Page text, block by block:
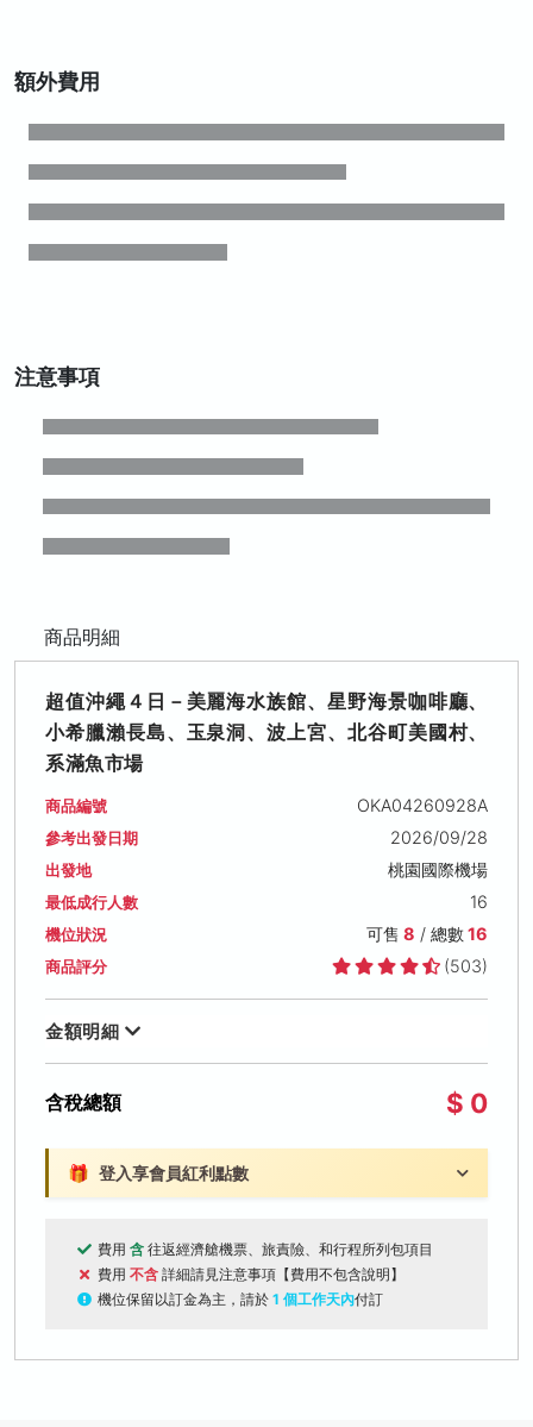
額外費用
注意事項
商品明細
超值沖繩４日－美麗海水族館、星野海景咖啡廳、
小希臘瀨長島、玉泉洞、波上宮、北谷町美國村、
系滿魚市場
商品編號 OKA04260928A
參考出發日期 2026/09/28
出發地 桃園國際機場
最低成行人數 16
機位狀況 可售 8 / 總數16
商品評分 (503)
金額明細
含稅總額 $ 0
🎁 登入享會員紅利點數
費用 含 往返經濟艙機票、旅責險、和行程所列包項目
費用 不含 詳細請見注意事項【費用不包含說明】
機位保留以訂金為主，請於 1 個工作天內付訂